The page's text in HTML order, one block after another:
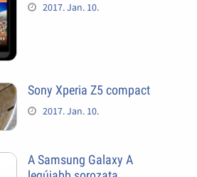
2017. Jan. 10.
Sony Xperia Z5 compact
2017. Jan. 10.
A Samsung Galaxy A